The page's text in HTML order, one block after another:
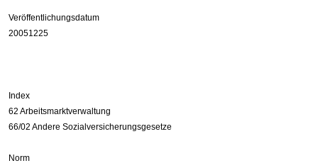
Veröffentlichungsdatum
20051225
Index
62 Arbeitsmarktverwaltung
66/02 Andere Sozialversicherungsgesetze
Norm